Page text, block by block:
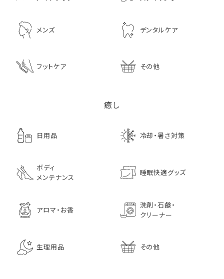
メンズ デンタルケア
フットケア その他
癒し
日用品 冷却・暑さ対策
ボディ
メンテナンス
睡眠快適グッズ
アロマ・お香
洗剤・石鹸・
クリーナー
生理用品 その他